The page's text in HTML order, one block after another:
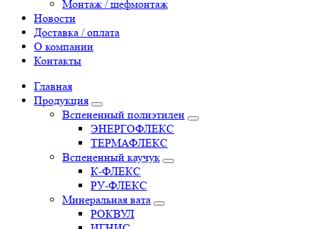
Монтаж / шефмонтаж
Новости
Доставка / оплата
О компании
Контакты
Главная
Продукция
Вспененный полиэтилен
ЭНЕРГОФЛЕКС
ТЕРМАФЛЕКС
Вспененный каучук
К-ФЛЕКС
РУ-ФЛЕКС
Минеральная вата
РОКВУЛ